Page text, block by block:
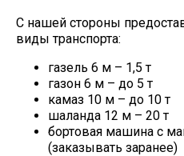
С нашей стороны
виды транспорта:
газель 6 м – 1,5 т
газон 6 м – до 5 т
камаз 10 м – до 10 т
шаланда 12 м – 20 т
бортовая машина с
(заказывать заранее)